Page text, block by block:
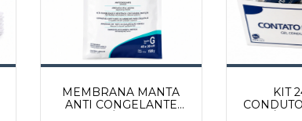
MEMBRANA MANTA
ANTI CONGELANTE
KIT